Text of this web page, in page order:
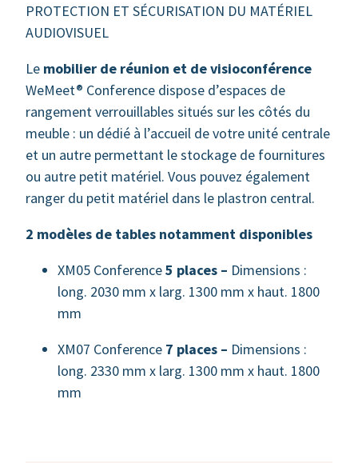
PROTECTION ET SÉCURISATION DU MATÉRIEL
AUDIOVISUEL
Le mobilier de réunion et de visioconférence
WeMeet® Conference dispose d’espaces de
rangement verrouillables situés sur les côtés du
meuble : un dédié à l’accueil de votre unité centrale
et un autre permettant le stockage de fournitures
ou autre petit matériel. Vous pouvez également
ranger du petit matériel dans le plastron central.
2 modèles de tables notamment disponibles
XM05 Conference5 places – Dimensions :
long. 2030 mm x larg. 1300 mm x haut. 1800
mm
XM07 Conference 7 places – Dimensions :
long. 2330 mm x larg. 1300 mm x haut. 1800
mm